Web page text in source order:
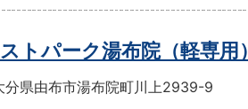
トパーク湯布院（軽専用）
分県由布市湯布院町川上2939-9